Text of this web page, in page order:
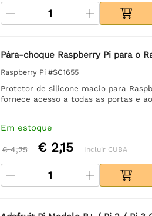
Pára-choque Raspberry Pi para o
Raspberry Pi #SC1655
Protetor de silicone macio para
fornece acesso a todas as portas e
Em estoque
€ 4,25 € 2,15 Incluir CUBA